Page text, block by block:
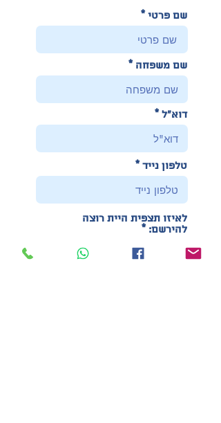
שם פרטי
שם משפחה
דוא"ל
טלפון נייד
לאיזו תצפית היית רוצה
להירשם: